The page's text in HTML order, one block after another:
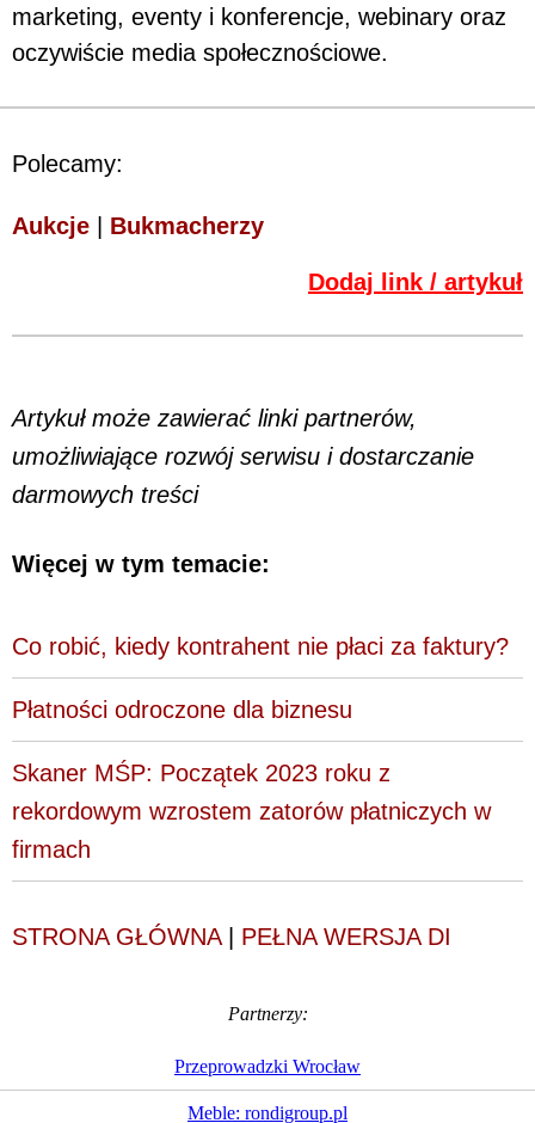
marketing, eventy i konferencje, webinary oraz
oczywiście media społecznościowe.
Polecamy:
Aukcje | Bukmacherzy
Dodaj link / artykuł
Artykuł może zawierać linki partnerów,
umożliwiające rozwój serwisu i dostarczanie
darmowych treści
Więcej w tym temacie:
Co robić, kiedy kontrahent nie płaci za faktury?
Płatności odroczone dla biznesu
Skaner MŚP: Początek 2023 roku z
rekordowym wzrostem zatorów płatniczych w
firmach
STRONA GŁÓWNA| PEŁNA WERSJA DI
Partnerzy:
Przeprowadzki Wrocław
Meble: rondigroup.pl